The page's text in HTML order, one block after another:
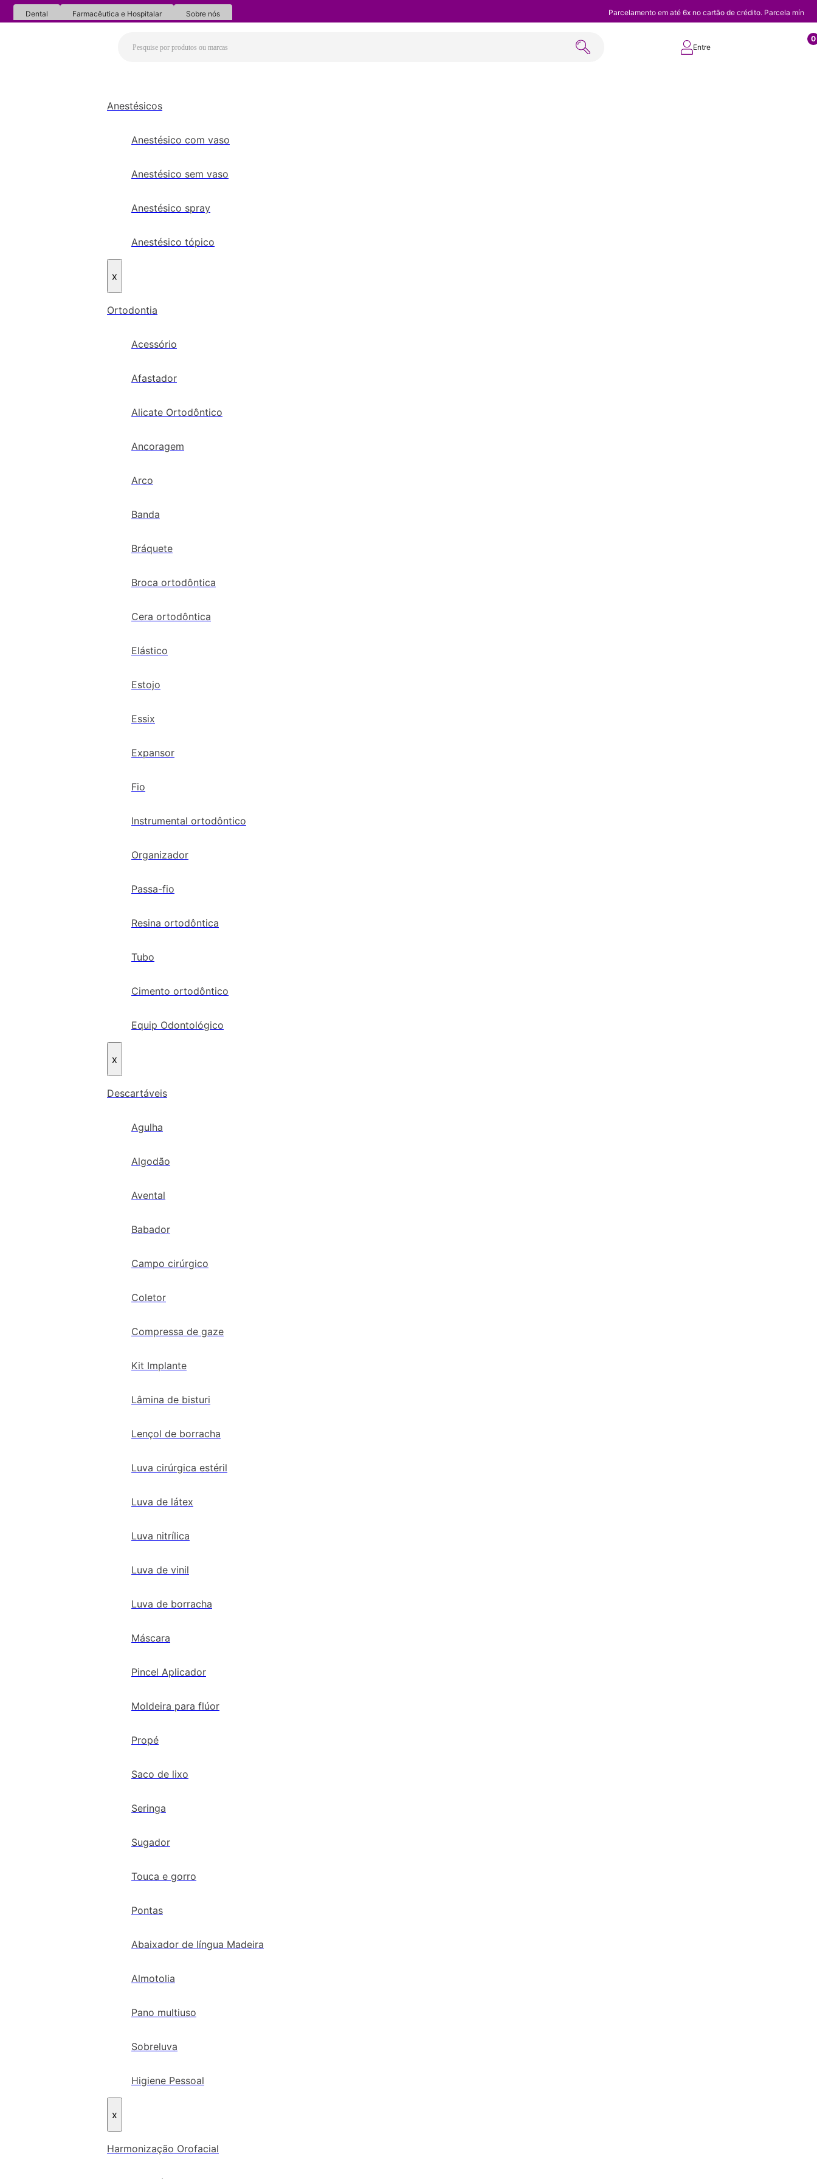
Dental Farmacêutica e Hospitalar Sobre nós Parcelamento em até 6x no cartão de crédito. Parcela
Entre
0
Anestésicos
Anestésico com vaso
Anestésico sem vaso
Anestésico spray
Anestésico tópico
x
Ortodontia
Acessório
Afastador
Alicate Ortodôntico
Ancoragem
Arco
Banda
Bráquete
Broca ortodôntica
Cera ortodôntica
Elástico
Estojo
Essix
Expansor
Fio
Instrumental ortodôntico
Organizador
Passa-fio
Resina ortodôntica
Tubo
Cimento ortodôntico
Equip Odontológico
x
Descartáveis
Agulha
Algodão
Avental
Babador
Campo cirúrgico
Coletor
Compressa de gaze
Kit Implante
Lâmina de bisturi
Lençol de borracha
Luva cirúrgica estéril
Luva de látex
Luva nitrílica
Luva de vinil
Luva de borracha
Máscara
Pincel Aplicador
Moldeira para flúor
Propé
Saco de lixo
Seringa
Sugador
Touca e gorro
Pontas
Abaixador de língua Madeira
Almotolia
Pano multiuso
Sobreluva
Higiene Pessoal
x
Harmonização Orofacial